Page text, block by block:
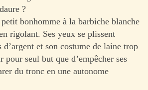
?
bonhomme à la barbiche blanche
rigolant. Ses yeux se plissent
d’argent et son costume de laine trop
pour seul but que d’empêcher ses
du tronc en une autonome